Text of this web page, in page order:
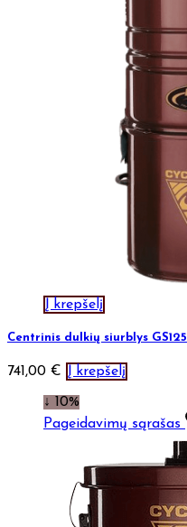
Į krepšelį
Centrinis dulkių siurblys GS125
741,00 € Į krepšelį
↓ 10%
Pageidavimų sąrašas